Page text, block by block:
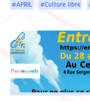
#APRIL #Culture libre